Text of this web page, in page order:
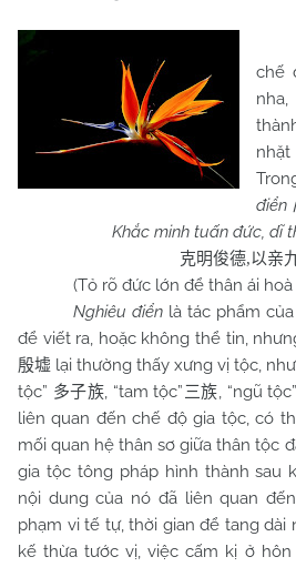
chế
điển
Khắc minh tuấn đức, dĩ
克明俊德,以亲
(Tỏ rõ đức lớn để thân ái
Nghiêu điển là tác phẩm
để viết ra, hoặc không thể tin,
殷墟 lại thường thấy xưng vị tộc,
tộc” 多子族, “tam tộc”三族, “ngũ tộc”
liên quan đến chế độ gia tộc, có
mối quan hệ thân sơ giữa thân tộc
gia tộc tông pháp hình thành sau
nội dung của nó đã liên quan
phạm vi tế tự, thời gian để tang dài
kế thừa tước vị, việc cấm kị ở